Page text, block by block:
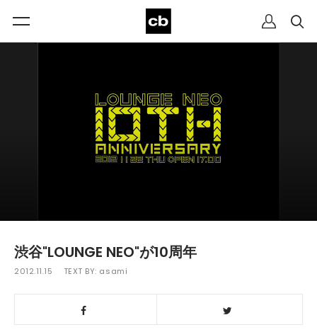
渋谷"LOUNGE NEO"が10周年
2012.11.15 TEXT BY: asami